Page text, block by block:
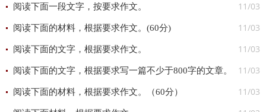
11/03
阅读下面一段文字，按要求作文。
11/03
阅读下面的材料，根据要求作文。(60分)
11/03
阅读下面的文字，根据要求作文。
11/03
阅读下面的文字，根据要求写一篇不少于800字的文章。
(60分) 11/03
阅读下面的材料，根据要求作文。（60分）